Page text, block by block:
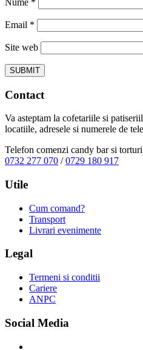
Email *
Site web
Contact
Va asteptam la cofetariile si
locatiile, adresele si numerele de
Telefon comenzi candy bar si
0732 277 070 /0729 180 917
Utile
Cum comand?
Transport
Livrari evenimente
Legal
Termeni si conditii
Cariere
ANPC
Social Media